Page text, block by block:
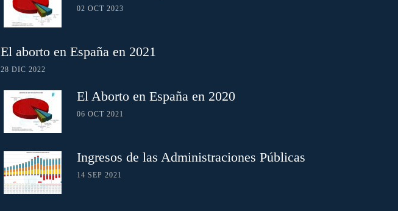
02 OCT 2023
El aborto en España en 2021
28 DIC 2022
El Aborto en España en 2020
06 OCT 2021
Ingresos de las Administraciones Públicas
14 SEP 2021